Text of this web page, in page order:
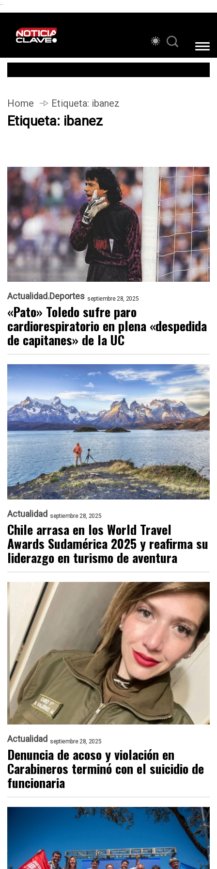
```
Home Etiqueta: ibanez
Etiqueta: ibanez
Actualidad Deportes septiembre 28, 2025
«Pato» Toledo sufre paro
cardiorespiratorio en plena «despedida
de capitanes» de la UC
Actualidad septiembre 28, 2025
Chile arrasa en los World Travel
Awards Sudamérica 2025 y reafirma su
liderazgo en turismo de aventura
Actualidad septiembre 28, 2025
Denuncia de acoso y violación en
Carabineros terminó con el suicidio de
funcionaria